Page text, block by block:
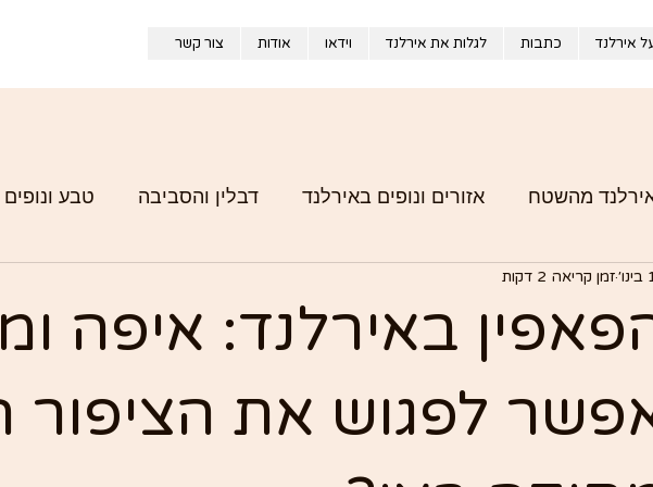
אירלנד כתבות לגלות את אירלנד וידאו אודות צור קשר
מהשטח אזורים ונופים באירלנד דבלין והסביבה טבע
של אירלנד
באירלנד: איפה
לפגוש את הציפור
זמן קריאה 2 דקות